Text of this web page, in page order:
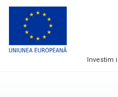
Investim